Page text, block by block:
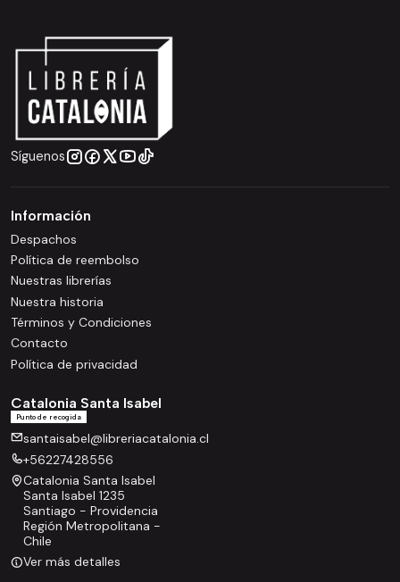
Síguenos
Información
Despachos
Política de reembolso
Nuestras librerías
Nuestra historia
Términos y Condiciones
Contacto
Política de privacidad
Catalonia Santa Isabel
Punto de recogida
santaisabel@libreriacatalonia.cl
+56227428556
Catalonia Santa Isabel
Santa Isabel 1235
Santiago - Providencia
Región Metropolitana -
Chile
Ver más detalles